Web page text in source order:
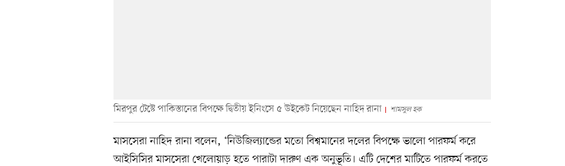
মিরপুর টেস্টে পাকিস্তানের বিপক্ষে দ্বিতীয় ইনিংসে ৫ উইকেট নিয়েছেন নাহিদ রানা শামসুল হক
মাসসেরা নাহিদ রানা বলেন, ‘নিউজিল্যান্ডের মতো বিশ্বমানের দলের বিপক্ষে ভালো পারফর্ম করে
আইসিসির মাসসেরা খেলোয়াড় হতে পারাটা দারুণ এক অনুভূতি। এটি দেশের মাটিতে পারফর্ম করতে